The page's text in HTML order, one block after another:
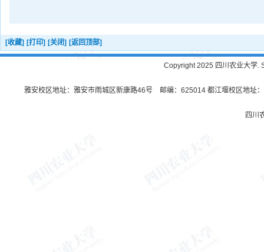
[收藏] [打印] [关闭] [返回顶部]
Copyright 2025 四川农业大学.
雅安校区地址：雅安市雨城区新康路46号 邮编：625014 都江堰校区地址
四川